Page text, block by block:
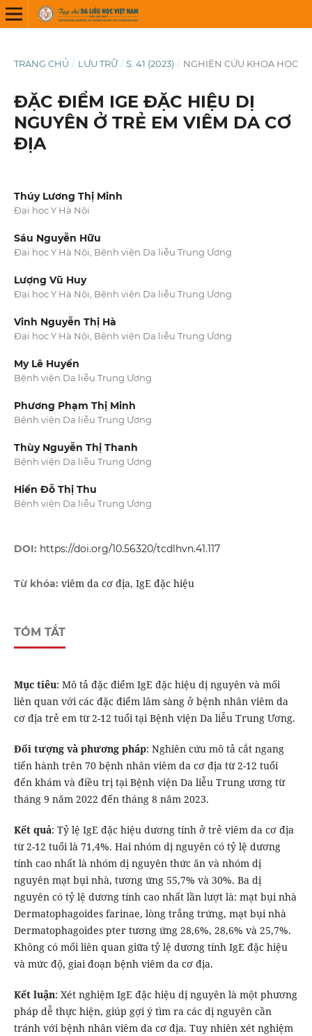
TRANG CHỦ / LƯU TRỮ / S. 41 (2023) / NGHIÊN CỨU KHOA HỌC
ĐẶC ĐIỂM IGE ĐẶC HIỆU DỊ
NGUYÊN Ở TRẺ EM VIÊM DA CƠ
ĐỊA
Thúy Lương Thị Minh
Đại học Y Hà Nội
Sáu Nguyễn Hữu
Đại học Y Hà Nội, Bệnh viện Da liễu Trung Ương
Lượng Vũ Huy
Đại học Y Hà Nội, Bệnh viện Da liễu Trung Ương
Vinh Nguyễn Thị Hà
Đại học Y Hà Nội, Bệnh viện Da liễu Trung Ương
My Lê Huyền
Bệnh viện Da liễu Trung Ương
Phương Phạm Thị Minh
Bệnh viện Da liễu Trung Ương
Thùy Nguyễn Thị Thanh
Bệnh viện Da liễu Trung Ương
Hiền Đỗ Thị Thu
Bệnh viện Da liễu Trung Ương
DOI: https://doi.org/10.56320/tcdlhvn.41.117
Từ khóa: viêm da cơ địa, IgE đặc hiệu
TÓM TẮT
Mục tiêu: Mô tả đặc điểm IgE đặc hiệu dị nguyên và mối
liên quan với các đặc điểm lâm sàng ở bệnh nhân viêm da
cơ địa trẻ em từ 2-12 tuổi tại Bệnh viện Da liễu Trung Ương.
Đối tượng và phương pháp: Nghiên cứu mô tả cắt ngang
tiến hành trên 70 bệnh nhân viêm da cơ địa từ 2-12 tuổi
đến khám và điều trị tại Bệnh viện Da liễu Trung ương từ
tháng 9 năm 2022 đến tháng 8 năm 2023.
Kết quả: Tỷ lệ IgE đặc hiệu dương tính ở trẻ viêm da cơ địa
từ 2-12 tuổi là 71,4%. Hai nhóm dị nguyên có tỷ lệ dương
tính cao nhất là nhóm dị nguyên thức ăn và nhóm dị
nguyên mạt bụi nhà, tương ứng 55,7% và 30%. Ba dị
nguyên có tỷ lệ dương tính cao nhất lần lượt là: mạt bụi nhà
Dermatophagoides farinae, lòng trắng trứng, mạt bụi nhà
Dermatophagoides pter tương ứng 28,6%, 28,6% và 25,7%.
Không có mối liên quan giữa tỷ lệ dương tính IgE đặc hiệu
và mức độ, giai đoạn bệnh viêm da cơ địa.
Kết luận: Xét nghiệm IgE đặc hiệu dị nguyên là một phương
pháp dễ thực hiện, giúp gợi ý tìm ra các dị nguyên cần
tránh với bệnh nhân viêm da cơ địa. Tuy nhiên xét nghiệm